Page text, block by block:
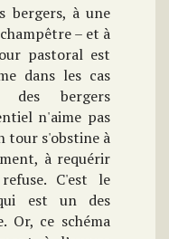
bergers, à une
– et à
pastoral est
dans les cas
des bergers
n'aime pas
tour s'obstine à
à requérir
C'est le
est un des
Or, ce schéma